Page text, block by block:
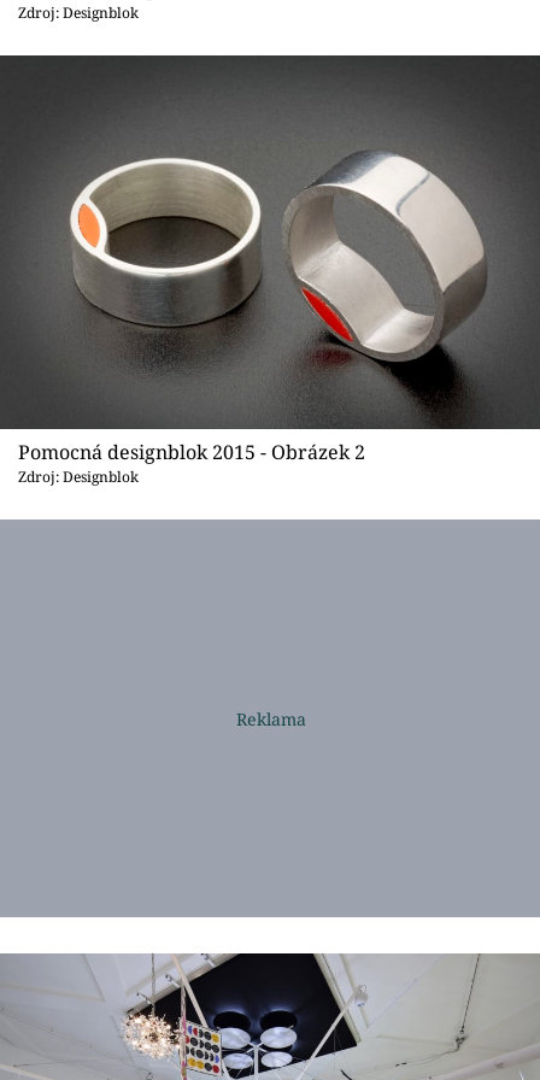
Sledujte nás
Zdroj: Designblok
Pomocná designblok 2015 - Obrázek 2
Zdroj: Designblok